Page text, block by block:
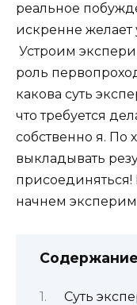
реальное
искренне
Устроим
роль
какова суть
что требуется
собственно я. По
выкладывать
присоединяться!
начнем
Содержание
Суть